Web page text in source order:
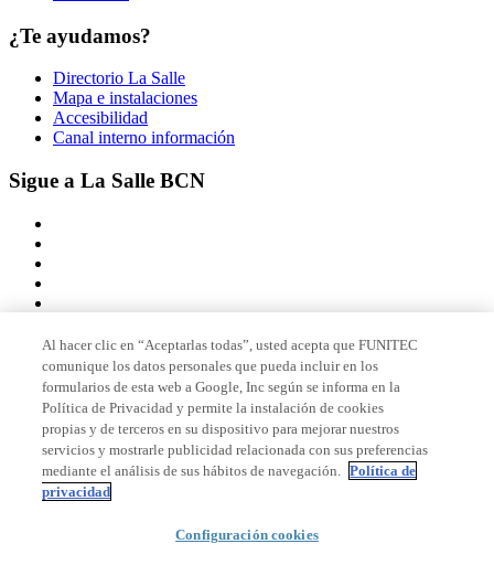
¿Te ayudamos?
Directorio La Salle
Mapa e instalaciones
Accesibilidad
Canal interno información
Sigue a La Salle BCN
Miembro de
Acreditaciones
© 2026 La Salle Campus Barcelona - URL |
Al hacer clic en “Aceptarlas todas”, usted acepta que FUNITEC
comunique los datos personales que pueda incluir en los
formularios de esta web a Google, Inc según se informa en la
Política de Privacidad y permite la instalación de cookies
propias y de terceros en su dispositivo para mejorar nuestros
servicios y mostrarle publicidad relacionada con sus preferencias
mediante el análisis de sus hábitos de navegación. Política de
privacidad
Configuración cookies